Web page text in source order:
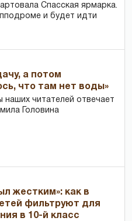
Спасская ярмарка.
и будет идти
а потом
что там нет воды»
наших читателей отвечает
Головина
жестким»: как в
фильтруют для
в 10-й класс